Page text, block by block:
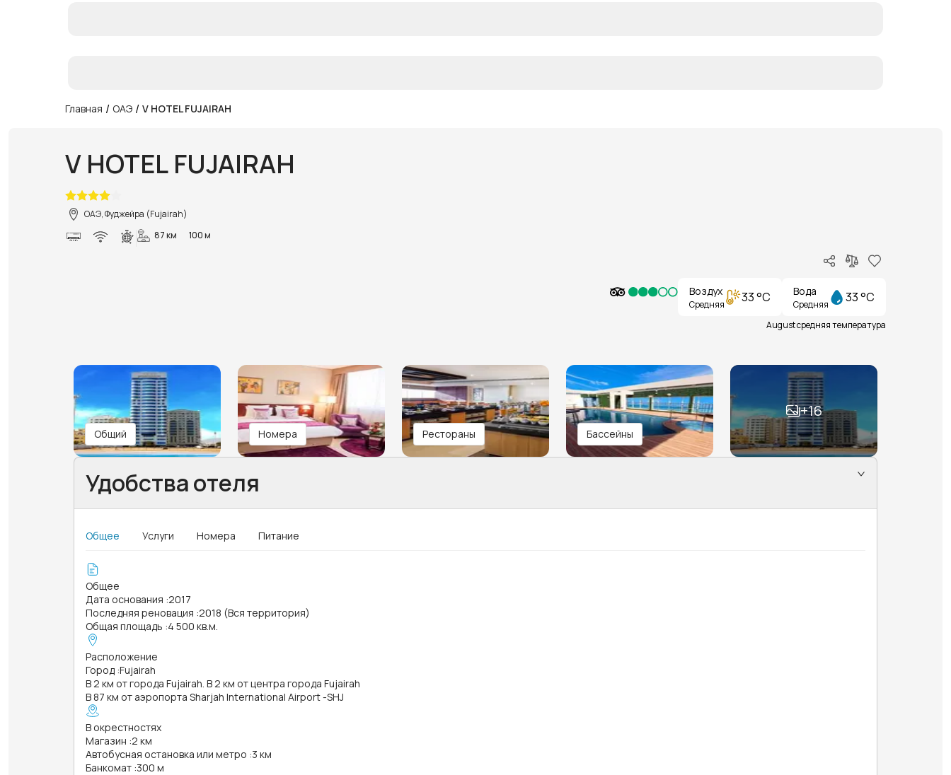
Главная / ОАЭ / V HOTEL FUJAIRAH
V HOTEL FUJAIRAH
ОАЭ, Фуджейра (Fujairah)
87 км
100 м
Воздух
Средняя 33 °C Вода
Средняя 33 °C
August средняя температура
Общий Номера Рестораны Бассейны
+16
Удобства отеля
Общее Услуги Номера Питание
Общее
Дата основания :2017
Последняя реновация :2018 (Вся территория)
Общая площадь :4 500 кв.м.
Расположение
Город :Fujairah
В 2 км от города Fujairah. В 2 км от центра города Fujairah
В 87 км от аэропорта Sharjah International Airport -SHJ
В окрестностях
Магазин :2 км
Автобусная остановка или метро :3 км
Банкомат :300 м